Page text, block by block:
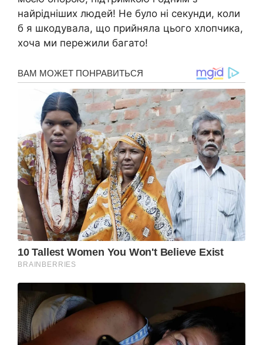
найрідніших людей! Не було ні секунди, коли
б я шкодувала, що прийняла цього хлопчика,
хоча ми пережили багато!